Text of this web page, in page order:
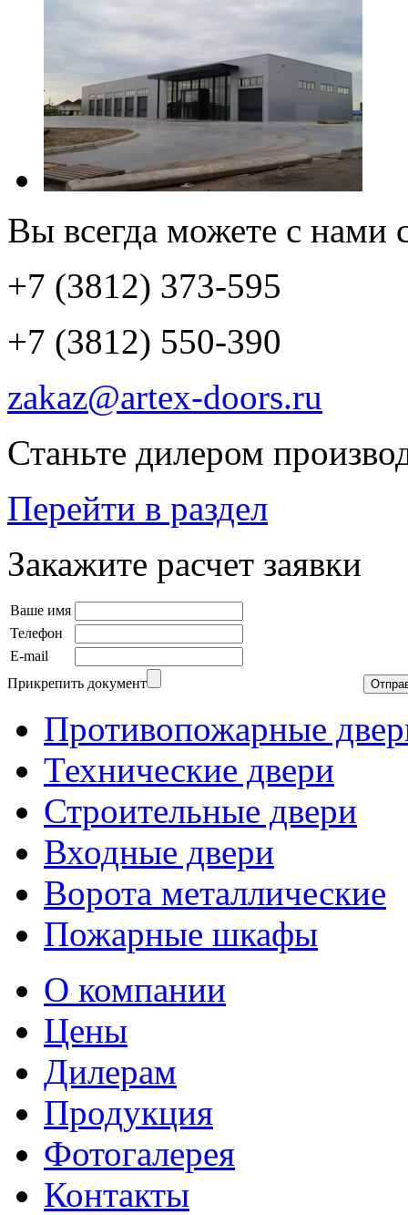
Вы всегда можете с нами
+7 (3812) 373-595
+7 (3812) 550-390
zakaz@artex-doors.ru
Станьте дилером
Перейти в раздел
Закажите расчет заявки
Ваше имя
Телефон
E-mail
Прикрепить документ
Противопожарные
Технические двери
Строительные двери
Входные двери
Ворота металлические
Пожарные шкафы
О компании
Цены
Дилерам
Продукция
Фотогалерея
Контакты